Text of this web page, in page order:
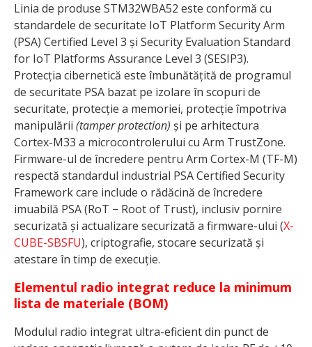
Linia de produse STM32WBA52 este conformă cu
standardele de securitate IoT Platform Security Arm
(PSA) Certified Level 3 și Security Evaluation Standard
for IoT Platforms Assurance Level 3 (SESIP3).
Protecția cibernetică este îmbunătățită de programul
de securitate PSA bazat pe izolare în scopuri de
securitate, protecție a memoriei, protecție împotriva
manipulării (tamper protection) și pe arhitectura
Cortex-M33 a microcontrolerului cu Arm TrustZone.
Firmware-ul de încredere pentru Arm Cortex-M (TF-M)
respectă standardul industrial PSA Certified Security
Framework care include o rădăcină de încredere
imuabilă PSA (RoT − Root of Trust), inclusiv pornire
securizată și actualizare securizată a firmware-ului (X-
CUBE-SBSFU), criptografie, stocare securizată și
atestare în timp de execuție.
Elementul radio integrat reduce la minimum
lista de materiale (BOM)
Modulul radio integrat ultra-eficient din punct de